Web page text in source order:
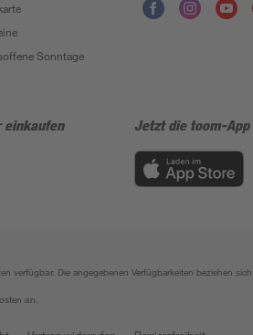
Sonntage
einkaufen Jetzt die toom-
verfügbar. Die angegebenen Verfügbarkeiten beziehen
an.